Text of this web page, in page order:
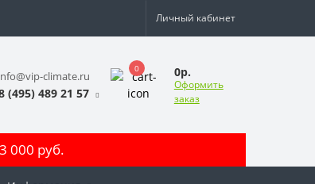
Личный кабинет
climate.ru
(495) 489 21 57
0 0р.
Оформить
заказ
000 руб.